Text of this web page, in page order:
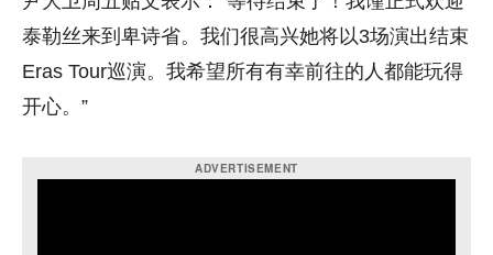
泰勒丝来到卑诗省。 我们很高兴她将以3场演出结束
Eras Tour巡演。 我希望所有有幸前往的人都能玩得
开心。”